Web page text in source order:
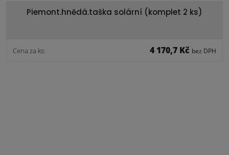
Piemont.hnědá.taška solární (komplet 2 ks)
Cena za ks: 4 170,7 Kč bez DPH